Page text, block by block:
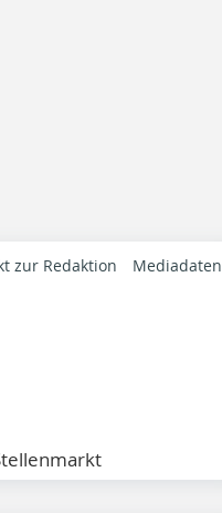
zur Redaktion Mediadaten